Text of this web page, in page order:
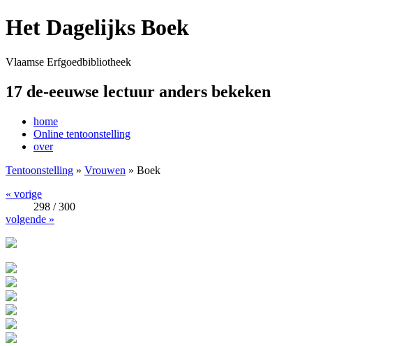
Het Dagelijks Boek
Vlaamse Erfgoedbibliotheek
17 de-eeuwse lectuur anders bekeken
home
Online tentoonstelling
over
Tentoonstelling » Vrouwen » Boek
« vorige
298 / 300
volgende »